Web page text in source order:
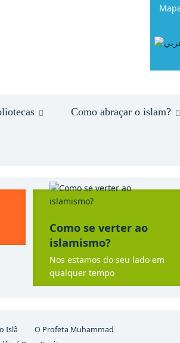
Como abraçar o islam?
Como se verter ao
islamismo?
Nos estamos do seu lado em
qualquer tempo
Islã
O Profeta Muhammad